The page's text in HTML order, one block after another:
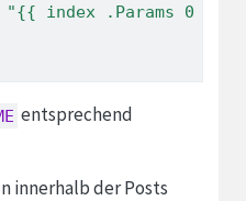
"{{ index .Params 0 }}"
entsprechend
innerhalb der Posts